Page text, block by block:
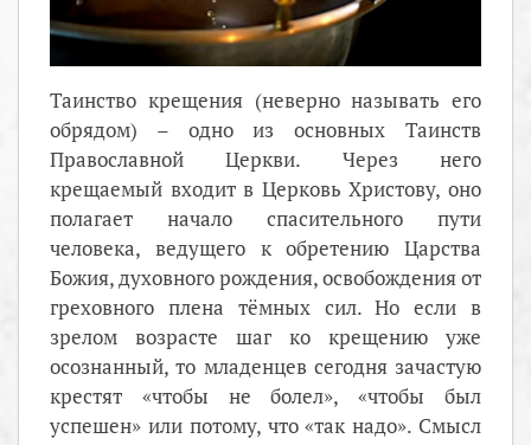
Таинство крещения (неверно называть его
обрядом) – одно из основных Таинств
Православной Церкви. Через него
крещаемый входит в Церковь Христову, оно
полагает начало спасительного пути
человека, ведущего к обретению Царства
Божия, духовного рождения, освобождения от
греховного плена тёмных сил. Но если в
зрелом возрасте шаг ко крещению уже
осознанный, то младенцев сегодня зачастую
крестят «чтобы не болел», «чтобы был
успешен» или потому, что «так надо». Смысл